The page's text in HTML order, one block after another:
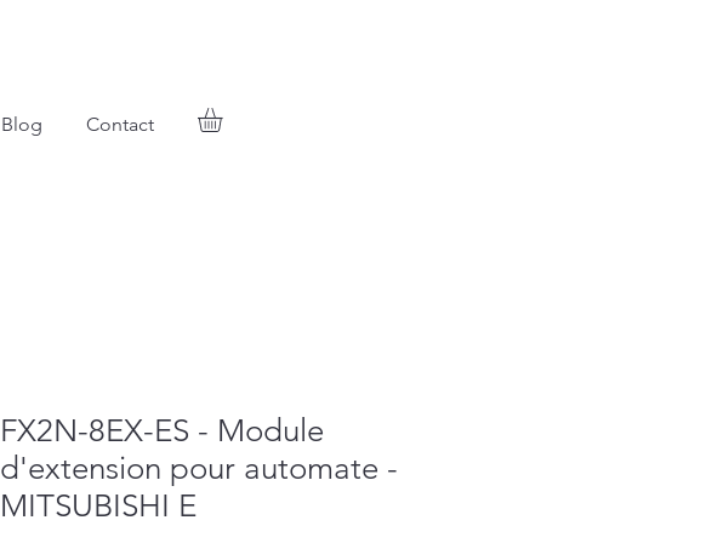
Blog Contact
FX2N-8EX-ES - Module
d'extension pour automate -
MITSUBISHI E